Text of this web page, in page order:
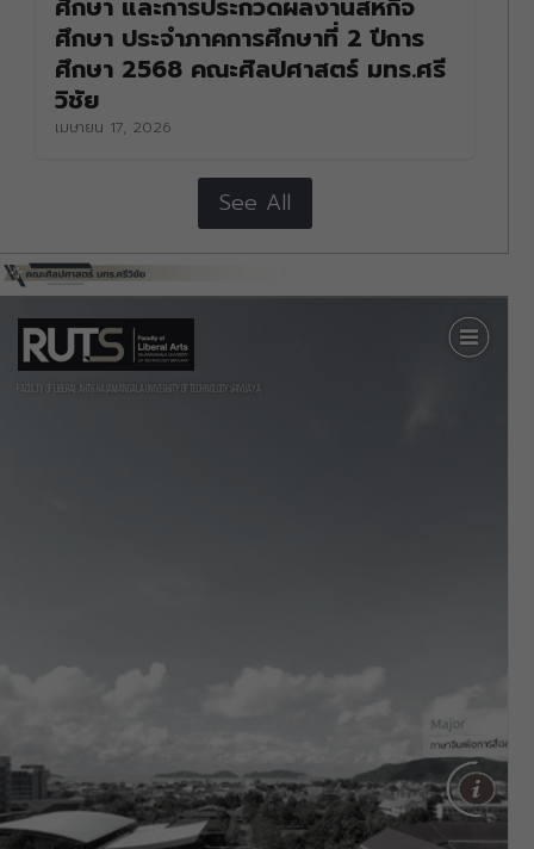
ศึกษา และการประกวดผลงานสหกิจ
ศึกษา ประจำภาคการศึกษาที่ 2 ปีการ
ศึกษา 2568 คณะศิลปศาสตร์ มทร.ศรี
วิชัย
เมษายน 17, 2026
See All